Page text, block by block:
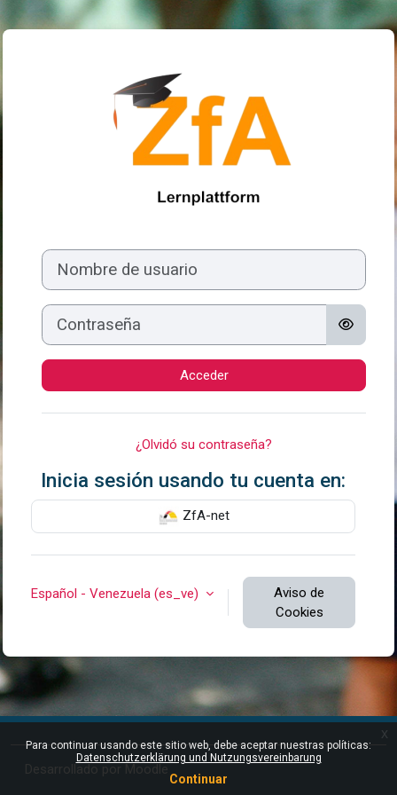
Saltar al contenido principal
Para continuar usando este sitio web, debe aceptar nuestras políticas:
Datenschutzerklärung und Nutzungsvereinbarung
Continuar
x
Entrar a
Nombre de usuario
Contraseña
Acceder
¿Olvidó su contraseña?
Inicia sesión usando tu cuenta en:
ZfA-net
Español - Venezuela ‎(es_ve)‎
Aviso de
Cookies
Desarrollado por Moodle